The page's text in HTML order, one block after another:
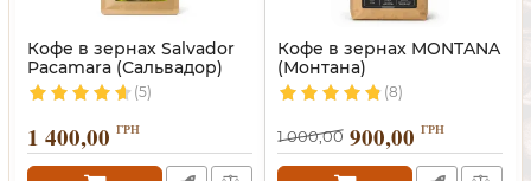
Кофе в зернах Salvador
Pacamara (Сальвадор)
(5)
1 400,00 ГРН
Кофе в зернах MONTANA
(Монтана)
(8)
1 000,00 900,00 ГРН